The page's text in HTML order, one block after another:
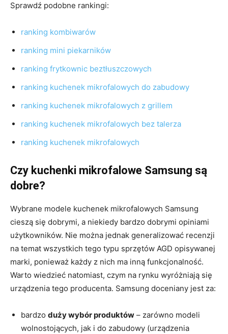
Sprawdź podobne rankingi:
ranking kombiwarów
ranking mini piekarników
ranking frytkownic beztłuszczowych
ranking kuchenek mikrofalowych do zabudowy
ranking kuchenek mikrofalowych z grillem
ranking kuchenek mikrofalowych bez talerza
ranking kuchenek mikrofalowych
Czy kuchenki mikrofalowe Samsung są
dobre?
Wybrane modele kuchenek mikrofalowych Samsung
cieszą się dobrymi, a niekiedy bardzo dobrymi opiniami
użytkowników. Nie można jednak generalizować recenzji
na temat wszystkich tego typu sprzętów AGD opisywanej
marki, ponieważ każdy z nich ma inną funkcjonalność.
Warto wiedzieć natomiast, czym na rynku wyróżniają się
urządzenia tego producenta. Samsung doceniany jest za:
bardzo duży wybór produktów – zarówno modeli
wolnostojących, jak i do zabudowy (urządzenia